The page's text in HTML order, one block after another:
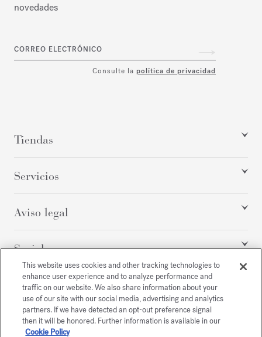
novedades
CORREO ELECTRÓNICO
Consulte la política de privacidad
Tiendas
Servicios
Aviso legal
Social
Todos los derechos reservados
This website uses cookies and other tracking technologies to
enhance user experience and to analyze performance and
traffic on our website. We also share information about your
use of our site with our social media, advertising and analytics
partners. If we have detected an opt-out preference signal
then it will be honored. Further information is available in our
Cookie Policy